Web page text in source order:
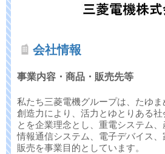
会社情報
事業内容・商品・販売先等
私たち三菱電機グループは、たゆ
創造力により、活力とゆとりある社
とを企業理念とし、重電システム、
情報通信システム、電子デバイス、
販売を事業目的としています。